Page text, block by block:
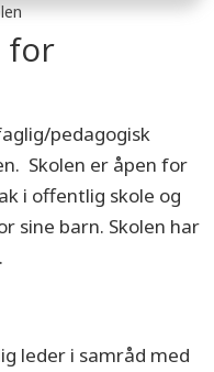
for
pedagogisk
Skolen er åpen for
i offentlig skole og
sine barn. Skolen har
leder i samråd med